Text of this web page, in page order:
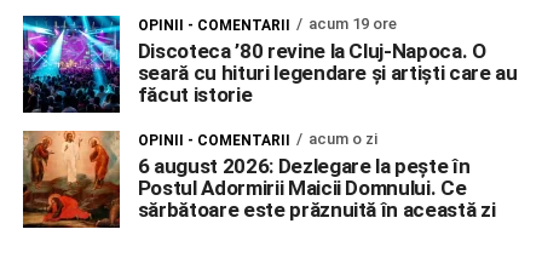
OPINII - COMENTARII acum 19 ore
Discoteca ’80 revine la Cluj-Napoca. O
seară cu hituri legendare și artiști care au
făcut istorie
OPINII - COMENTARII acum o zi
6 august 2026: Dezlegare la pește în
Postul Adormirii Maicii Domnului. Ce
sărbătoare este prăznuită în această zi